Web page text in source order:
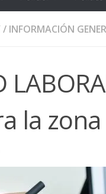
/ INFORMACIÓN
la